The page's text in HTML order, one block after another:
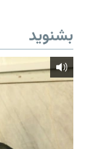
بشنوید